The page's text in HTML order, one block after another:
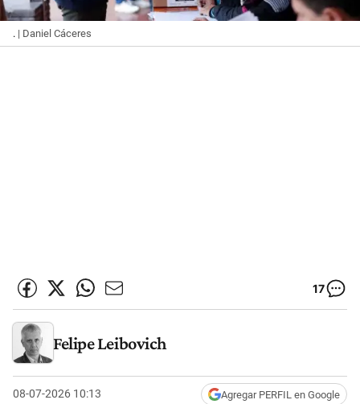
. | Daniel Cáceres
17
Felipe Leibovich
08-07-2026 10:13 Agregar PERFIL en Google